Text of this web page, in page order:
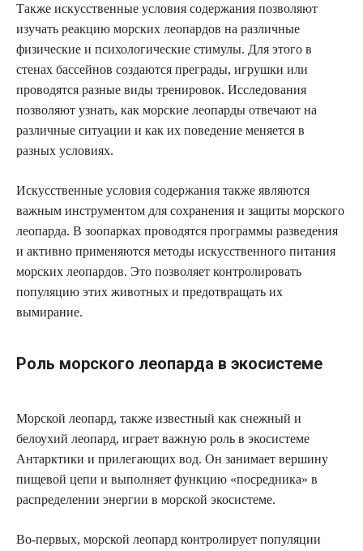
Также искусственные условия содержания позволяют
изучать реакцию морских леопардов на различные
физические и психологические стимулы. Для этого в
стенах бассейнов создаются преграды, игрушки или
проводятся разные виды тренировок. Исследования
позволяют узнать, как морские леопарды отвечают на
различные ситуации и как их поведение меняется в
разных условиях.
Искусственные условия содержания также являются
важным инструментом для сохранения и защиты морского
леопарда. В зоопарках проводятся программы разведения
и активно применяются методы искусственного питания
морских леопардов. Это позволяет контролировать
популяцию этих животных и предотвращать их
вымирание.
Роль морского леопарда в экосистеме
Морской леопард, также известный как снежный и
белоухий леопард, играет важную роль в экосистеме
Антарктики и прилегающих вод. Он занимает вершину
пищевой цепи и выполняет функцию «посредника» в
распределении энергии в морской экосистеме.
Во-первых, морской леопард контролирует популяции